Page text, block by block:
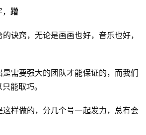
蹭
诀窍，无论是画画也好，音乐也好，
需要强大的团队才能保证的，而我们
能取巧。
样做的，分几个号一起发力，总有会